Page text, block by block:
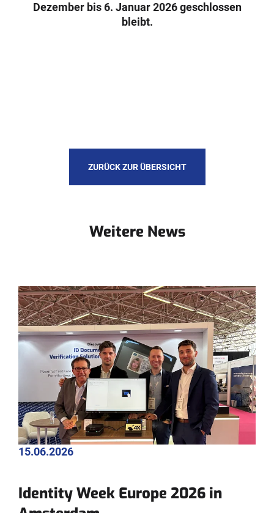
Dezember bis 6. Januar 2026 geschlossen
bleibt.
ZURÜCK ZUR ÜBERSICHT
Weitere News
15.06.2026
Identity Week Europe 2026 in